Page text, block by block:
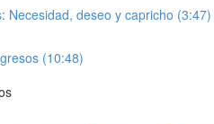
Necesidad, deseo y capricho (3:47)
(10:48)